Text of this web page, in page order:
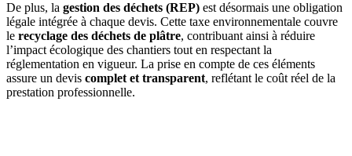
De plus, la gestion des déchets (REP) est désormais une obligation
légale intégrée à chaque devis. Cette taxe environnementale couvre
le recyclage des déchets de plâtre, contribuant ainsi à réduire
l’impact écologique des chantiers tout en respectant la
réglementation en vigueur. La prise en compte de ces éléments
assure un devis complet et transparent, reflétant le coût réel de la
prestation professionnelle.